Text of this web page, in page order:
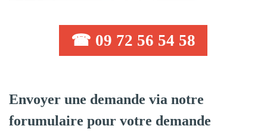
☎ 09 72 56 54 58
Envoyer une demande via notre
forumulaire pour votre demande